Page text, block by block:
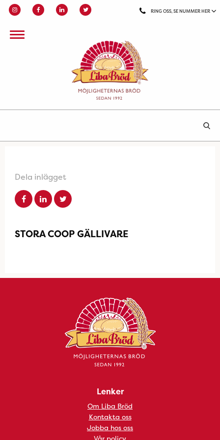
RING OSS, SE NUMMER HER
Dela inlägget
STORA COOP GÄLLIVARE
Lenker
Om Liba Bröd
Kontakta oss
Jobba hos oss